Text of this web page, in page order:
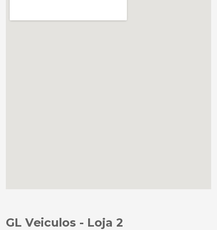
GL Veiculos - Loja 2